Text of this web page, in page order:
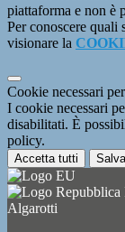
piattaforma e non è
Per conoscere quali
visionare la
Cookie necessari
I cookie necessari
disabilitati. È
policy.
Accetta tutti
Algarotti